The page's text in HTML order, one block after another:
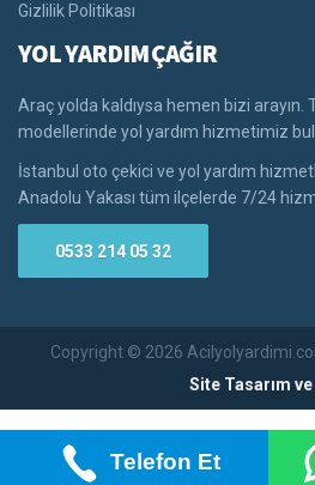
Gizlilik Politikası
YOL YARDIM ÇAĞIR
Araç yolda kaldıysa hemen bizi arayın.
modellerinde yol yardım hizmetimiz
İstanbul oto çekici ve yol yardım
Anadolu Yakası tüm ilçelerde 7/24
0533 214 05 32
Copyright © 2026
Site Tasarım
Telefon Et